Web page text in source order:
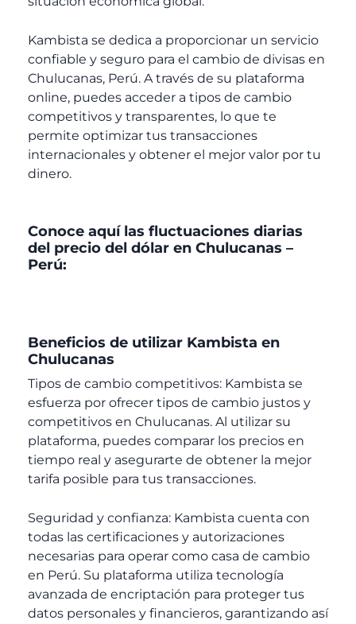
Kambista se dedica a proporcionar un servicio
confiable y seguro para el cambio de divisas en
Chulucanas, Perú. A través de su plataforma
online, puedes acceder a tipos de cambio
competitivos y transparentes, lo que te
permite optimizar tus transacciones
internacionales y obtener el mejor valor por tu
dinero.
Conoce aquí las fluctuaciones diarias
del precio del dólar en Chulucanas –
Perú:
Beneficios de utilizar Kambista en
Chulucanas
Tipos de cambio competitivos: Kambista se
esfuerza por ofrecer tipos de cambio justos y
competitivos en Chulucanas. Al utilizar su
plataforma, puedes comparar los precios en
tiempo real y asegurarte de obtener la mejor
tarifa posible para tus transacciones.
Seguridad y confianza: Kambista cuenta con
todas las certificaciones y autorizaciones
necesarias para operar como casa de cambio
en Perú. Su plataforma utiliza tecnología
avanzada de encriptación para proteger tus
datos personales y financieros, garantizando así